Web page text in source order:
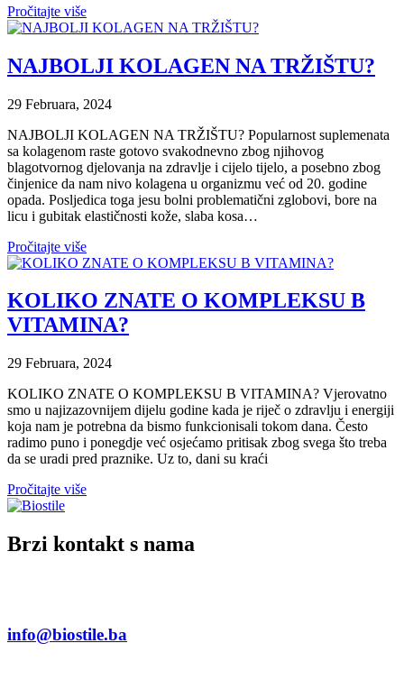
Pročitajte više
NAJBOLJI KOLAGEN NA TRŽIŠTU?
29 Februara, 2024
NAJBOLJI KOLAGEN NA TRŽIŠTU? Popularnost suplemenata
sa kolagenom raste gotovo svakodnevno zbog njihovog
blagotvornog djelovanja na zdravlje i cijelo tijelo, a posebno zbog
činjenice da nam nivo kolagena u organizmu već od 20. godine
opada. Posljedica toga jesu bolni problematični zglobovi, bore na
licu i gubitak elastičnosti kože, slaba kosa…
Pročitajte više
KOLIKO ZNATE O KOMPLEKSU B
VITAMINA?
29 Februara, 2024
KOLIKO ZNATE O KOMPLEKSU B VITAMINA? Vjerovatno
smo u najizazovnijem dijelu godine kada je riječ o zdravlju i energiji
koja nam je potrebna da bismo funkcionisali tokom dana. Često
radimo puno i ponegdje već osjećamo pritisak zbog svega što treba
da se uradi pred praznike. Uz to, dani su kraći
Pročitajte više
Brzi kontakt s nama
info@biostile.ba